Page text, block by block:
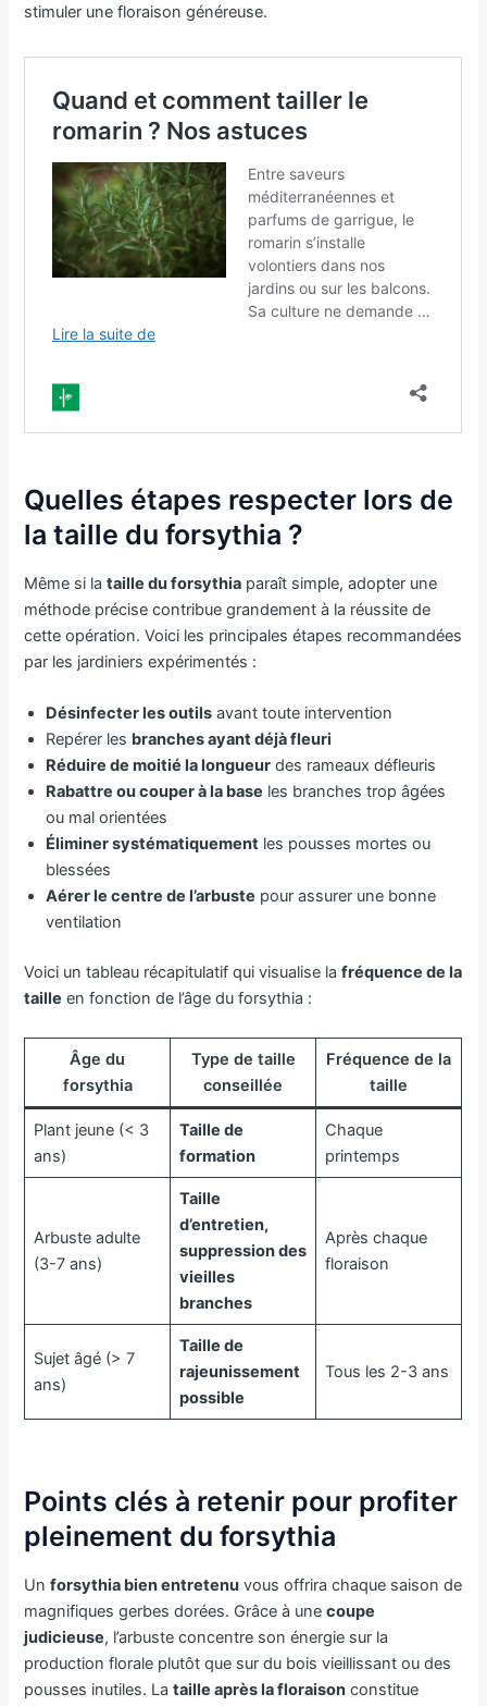
stimuler une floraison généreuse.
Quelles étapes respecter lors de
la taille du forsythia ?
Même si lataille du forsythia paraît simple, adopter une
méthode précise contribue grandement à la réussite de
cette opération. Voici les principales étapes recommandées
par les jardiniers expérimentés :
Désinfecter les outils avant toute intervention
Repérer les branches ayant déjà fleuri
Réduire de moitié la longueur des rameaux défleuris
Rabattre ou couper à la base les branches trop âgées
ou mal orientées
Éliminer systématiquement les pousses mortes ou
blessées
Aérer le centre de l’arbuste pour assurer une bonne
ventilation
Voici un tableau récapitulatif qui visualise lafréquence de la
taille en fonction de l’âge du forsythia :
Âge du
forsythia
Type de taille
conseillée
Fréquence de la
taille
Plant jeune (< 3
ans)
Taille de
formation
Chaque
printemps
Arbuste adulte
(3-7 ans)
Taille
d’entretien,
suppression des
vieilles
branches
Après chaque
floraison
Sujet âgé (> 7
ans)
Taille de
rajeunissement
possible
Tous les 2-3 ans
Points clés à retenir pour profiter
pleinement du forsythia
Unforsythia bien entretenu vous offrira chaque saison de
magnifiques gerbes dorées. Grâce à unecoupe
judicieuse, l’arbuste concentre son énergie sur la
production florale plutôt que sur du bois vieillissant ou des
pousses inutiles. Lataille après la floraison constitue